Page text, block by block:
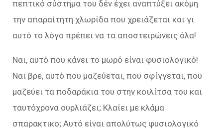
πεπτικό σύστημα του δέν έχει αναπτύξει ακόμη
την απαραίτητη χλωρίδα που χρειάζεται και γι
αυτό το λόγο πρέπει να τα αποστειρώνεις όλα!
Ναι, αυτό που κάνει το μωρό είναι φυσιολογικό!
Ναι βρε, αυτό που μαζεύεται, που σφίγγεται, που
μαζεύει τα ποδαράκια του στην κοιλίτσα του και
ταυτόχρονα ουρλιάζει; Κλαίει με κλάμα
σπαρακτικο; Αυτό είναι απολύτως φυσιολογικό